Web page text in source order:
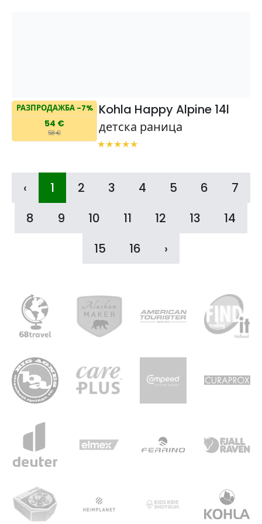
РАЗПРОДАЖБА -7%
54 €
58 €
Kohla Happy Alpine 14l
детска раница
‹ 1 2 3 4 5 6
7
8
9 10 11 12 13
14
15
16 ›